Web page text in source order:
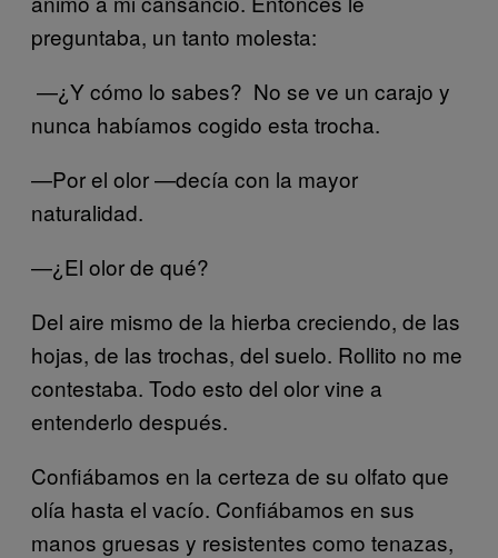
preguntaba, un tanto molesta:
—¿Y cómo lo sabes? No se ve un carajo y
nunca habíamos cogido esta trocha.
—Por el olor —decía con la mayor
naturalidad.
—¿El olor de qué?
Del aire mismo de la hierba creciendo, de las
hojas, de las trochas, del suelo. Rollito no me
contestaba. Todo esto del olor vine a
entenderlo después.
Confiábamos en la certeza de su olfato que
olía hasta el vacío. Confiábamos en sus
manos gruesas y resistentes como tenazas,